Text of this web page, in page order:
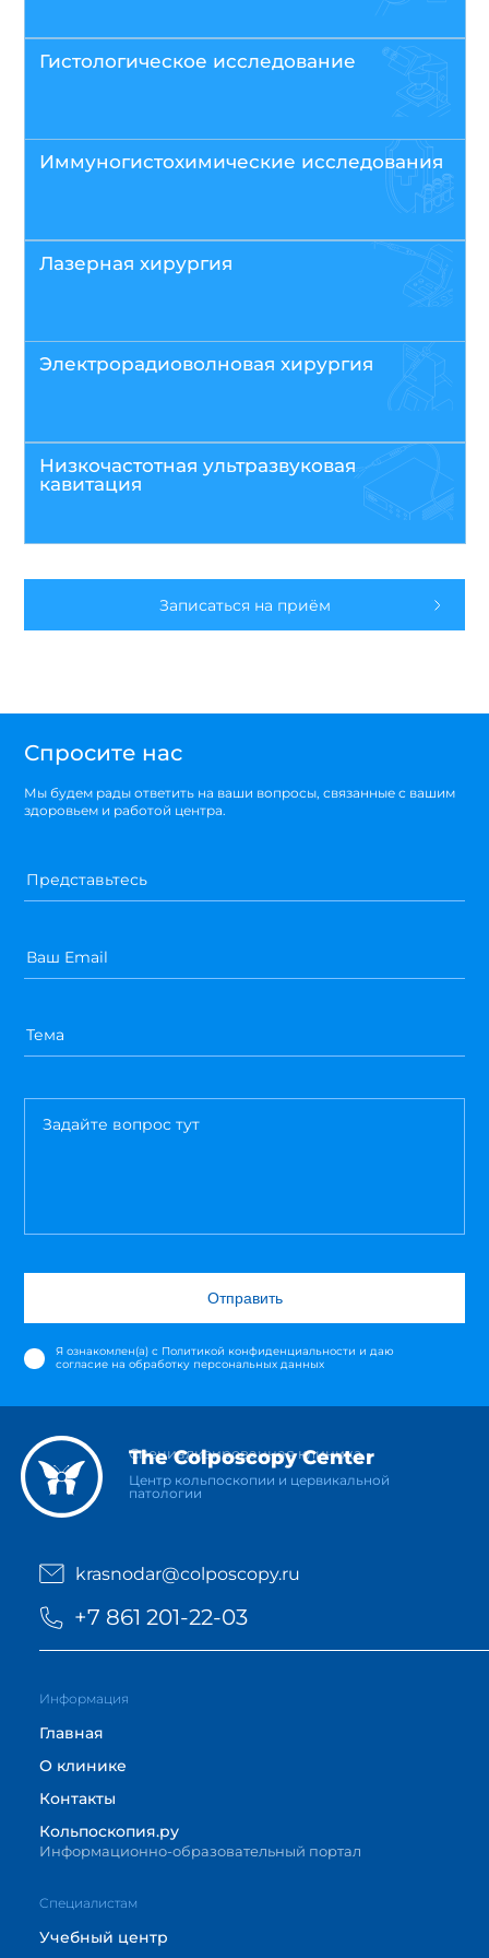
Гистологическое исследование
Иммуногистохимические исследования
Лазерная хирургия
Электрорадиоволновая хирургия
Низкочастотная ультразвуковая
кавитация
Записаться на приём
Спросите нас
Мы будем рады ответить на ваши вопросы, связанные с вашим
здоровьем и работой центра.
Отправить
Я ознакомлен(а) с Политикой конфиденциальности и даю
согласие на обработку персональных данных
The Colposcopy Center
Специализированная клиника
Центр кольпоскопии и цервикальной
патологии
krasnodar@colposcopy.ru
+7 861 201-22-03
Информация
Главная
О клинике
Контакты
Кольпоскопия.ру
Информационно-образовательный портал
Cпециалистам
Учебный центр